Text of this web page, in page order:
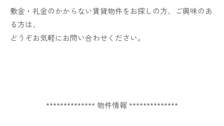
敷金・礼金のかからない賃貸物件をお探しの方、ご興味のあ
る方は、
どうぞお気軽にお問い合わせください。
************** 物件情報 **************